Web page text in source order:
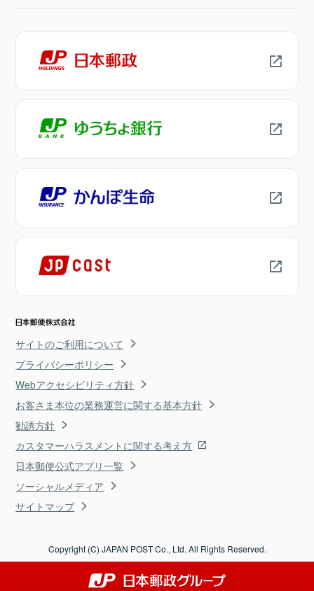
サイトのご利用について
プライバシーポリシー
Webアクセシビリティ方針
お客さま本位の業務運営に関する基本方針
勧誘方針
カスタマーハラスメントに関する考え方
日本郵便公式アプリ一覧
ソーシャルメディア
サイトマップ
Copyright (C) JAPAN POST Co., Ltd. All Rights Reserved.